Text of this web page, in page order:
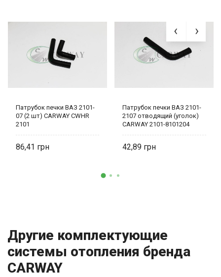
Патрубок печки ВАЗ 2101-
07 (2 шт) CARWAY CWHR
2101
86,41
Патрубок печки ВАЗ 2101-
2107 отводящий (уголок)
CARWAY 2101-8101204
42,89
Другие комплектующие
системы отопления бренда
CARWAY